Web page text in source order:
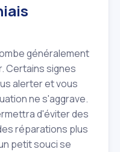
généralement
Certains signes
alerter et vous
ne s'aggrave.
d'éviter des
réparations plus
petit souci se